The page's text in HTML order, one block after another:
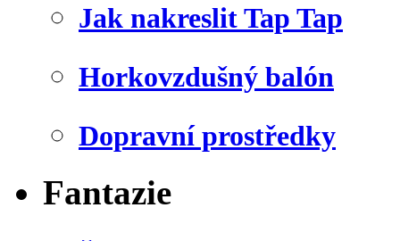
Jak nakreslit Tap Tap
Horkovzdušný balón
Dopravní prostředky
Fantazie